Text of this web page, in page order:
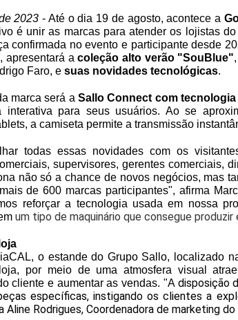
2023 - Até o dia 19 de agosto, acontece a
é unir as marcas para atender os lojistas
confirmada no evento e participante desde
apresentará a coleção alto verão "SouBlue"
Faro, e suas novidades tecnológicas.
marca será a Sallo Connect com tecnologia
interativa para seus usuários. Ao se
a camiseta permite a transmissão
todas essas novidades com os
supervisores, gerentes comerciais,
não só a chance de novos negócios, mas
de 600 marcas participantes", afirma
reforçar a tecnologia usada em nossa
um tipo de maquinário que consegue
o estande do Grupo Sallo, localizado
por meio de uma atmosfera visual
cliente e aumentar as vendas. "A disposição
específicas, instigando os clientes a
Rodrigues, Coordenadora de marketing do